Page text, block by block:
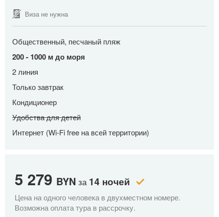
Виза не нужна
Общественный, песчаный пляж
200 - 1000 м до моря
2 линия
Только завтрак
Кондиционер
Удобства для детей
Интернет (Wi-Fi free на всей территории)
5 279 BYN за 14 ночей
Цена на одного человека в двухместном номере.
Возможна оплата тура в рассрочку.